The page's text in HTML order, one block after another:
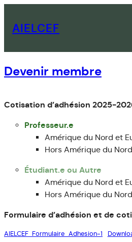
content
AIELCEF
Devenir membre
Cotisation d’adhésion 2025-
Professeur.e
Amérique du Nord et
Hors Amérique du
Étudiant.e ou Autre
Amérique du Nord et
Hors Amérique du
Formulaire d’adhésion et de
AIELCEF_Formulaire_Adhesion-1